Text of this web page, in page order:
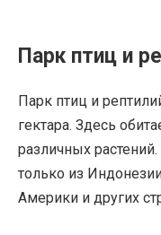
Парк птиц и
Парк птиц и
гектара. Здесь
различных
только из
Америки и других